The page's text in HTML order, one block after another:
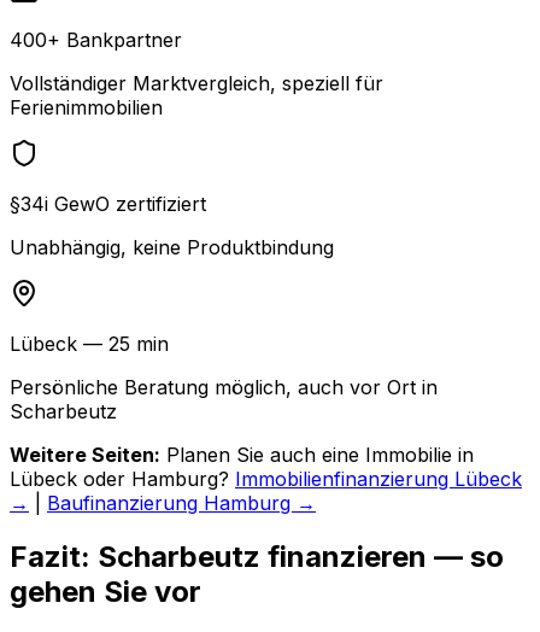
400+ Bankpartner
Vollständiger Marktvergleich, speziell für
Ferienimmobilien
§34i GewO zertifiziert
Unabhängig, keine Produktbindung
Lübeck — 25 min
Persönliche Beratung möglich, auch vor Ort in
Scharbeutz
Weitere Seiten: Planen Sie auch eine Immobilie in
Lübeck oder Hamburg? Immobilienfinanzierung Lübeck
→
Baufinanzierung Hamburg →
Fazit: Scharbeutz finanzieren — so
gehen Sie vor